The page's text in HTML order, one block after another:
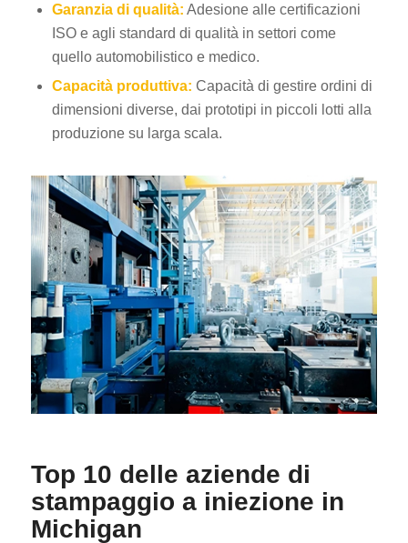
Garanzia di qualità: Adesione alle certificazioni
ISO e agli standard di qualità in settori come
quello automobilistico e medico.
Capacità produttiva: Capacità di gestire ordini di
dimensioni diverse, dai prototipi in piccoli lotti alla
produzione su larga scala.
Top 10 delle aziende di
stampaggio a iniezione in
Michigan